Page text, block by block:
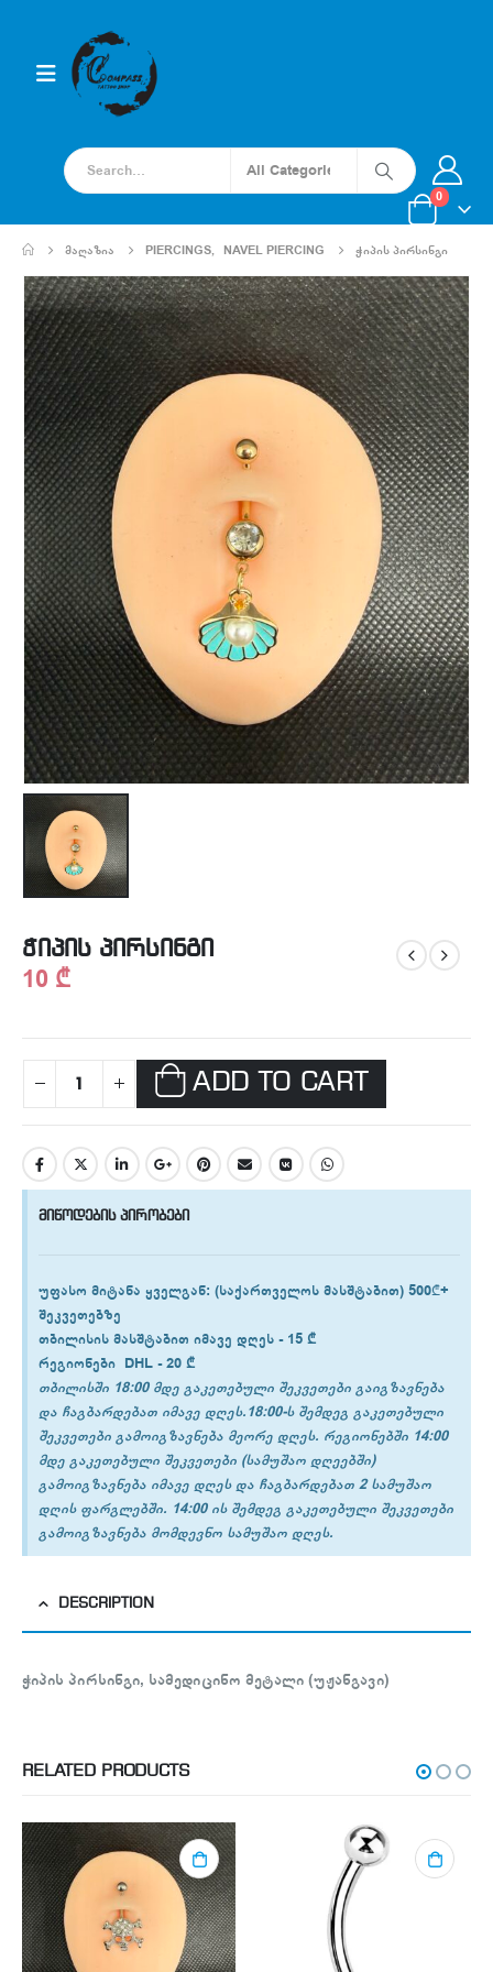
0
ᲛᲐᲦᲐᲖᲘᲐ PIERCINGS, NAVEL PIERCING ᲭᲘᲞᲘᲡ ᲞᲘᲠᲡᲘᲜᲒᲘ
ჭიპის პირსინგი
10 ₾
ADD TO CART
მიწოდების პირობები
უფასო მიტანა ყველგან: (საქართველოს მასშტაბით) 500₾+
შეკვეთებზე
თბილისის მასშტაბით იმავე დღეს -15 ₾
რეგიონები DHL -20 ₾
თბილისში 18:00 მდე გაკეთებული შეკვეთები გაიგზავნება
და ჩაგბარდებათ იმავე დღეს.18:00-ს შემდეგ გაკეთებული
შეკვეთები გამოიგზავნება მეორე დღეს. რეგიონებში 14:00
მდე გაკეთებული შეკვეთები (სამუშაო დღეებში)
გამოიგზავნება იმავე დღეს და ჩაგბარდებათ 2 სამუშაო
დღის ფარგლებში. 14:00 ის შემდეგ გაკეთებული შეკვეთები
გამოიგზავნება მომდევნო სამუშაო დღეს.
DESCRIPTION
ჭიპის პირსინგი, სამედიცინო მეტალი (უჟანგავი)
RELATED PRODUCTS